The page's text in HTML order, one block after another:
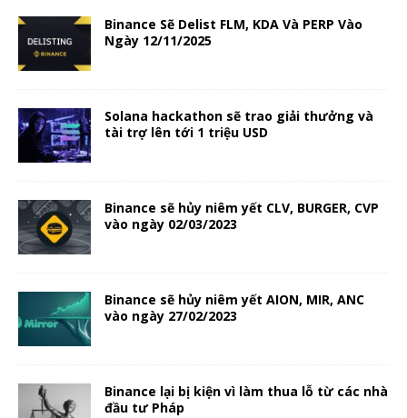
Binance Sẽ Delist FLM, KDA Và PERP Vào
Ngày 12/11/2025
Solana hackathon sẽ trao giải thưởng và
tài trợ lên tới 1 triệu USD
Binance sẽ hủy niêm yết CLV, BURGER, CVP
vào ngày 02/03/2023
Binance sẽ hủy niêm yết AION, MIR, ANC
vào ngày 27/02/2023
Binance lại bị kiện vì làm thua lỗ từ các nhà
đầu tư Pháp